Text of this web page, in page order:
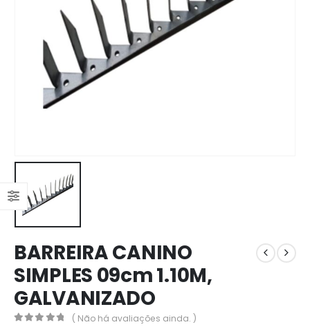
BARREIRA CANINO
SIMPLES 09cm 1.10M,
GALVANIZADO
( Não há avaliações ainda. )